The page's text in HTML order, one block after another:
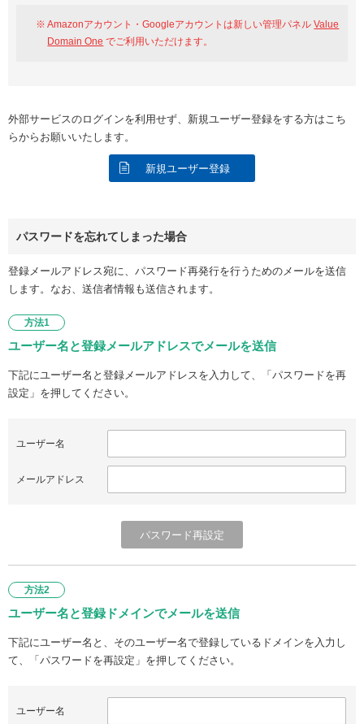
Amazonアカウント・Googleアカウントは新しい管理パネルValue
Domain One でご利用いただけます。
外部サービスのログインを利用せず、新規ユーザー登録をする方はこち
らからお願いいたします。
新規ユーザー登録
パスワードを忘れてしまった場合
登録メールアドレス宛に、パスワード再発行を行うためのメールを送信
します。なお、送信者情報も送信されます。
方法1
ユーザー名と登録メールアドレスでメールを送信
下記にユーザー名と登録メールアドレスを入力して、「パスワードを再
設定」を押してください。
ユーザー名
メールアドレス
方法2
ユーザー名と登録ドメインでメールを送信
下記にユーザー名と、そのユーザー名で登録しているドメインを入力し
て、「パスワードを再設定」を押してください。
ユーザー名